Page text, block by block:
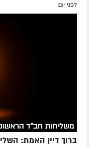
לפני יום
משליחות חב"ד
ברוך דיין האמת: